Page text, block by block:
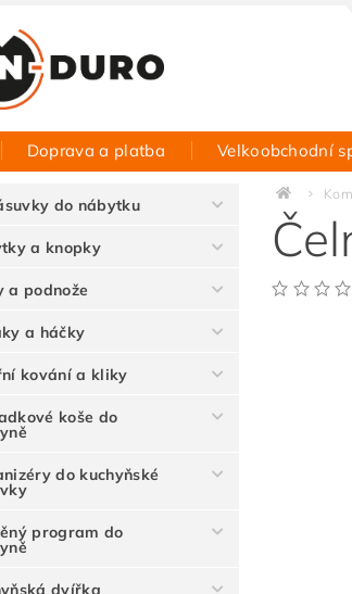
Doprava a platba Velkoobchodní
vzorků Hodnocení obchodu
do nábytku
a knopky
a podnože
a háčky
kování a kliky
koše do
do kuchyňské
program do
dvířka